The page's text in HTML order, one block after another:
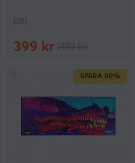
(28)
399 kr
SPARA 50%